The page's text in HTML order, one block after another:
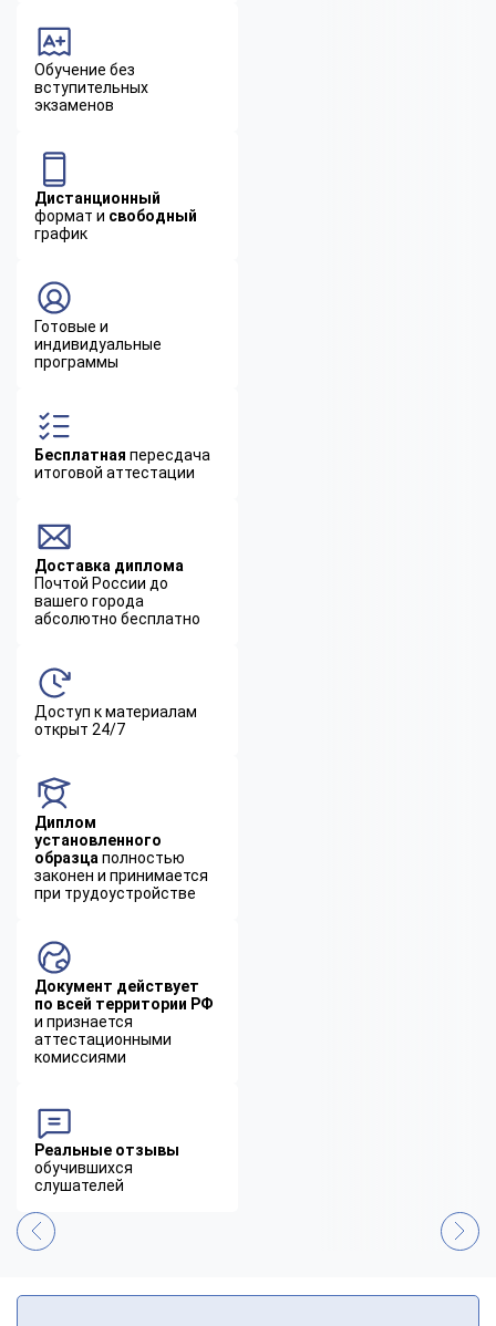
Обучение без
вступительных
экзаменов
Дистанционный
формат и свободный
график
Готовые и
индивидуальные
программы
Бесплатная пересдача
итоговой аттестации
Доставка диплома
Почтой России до
вашего города
абсолютно бесплатно
Доступ к материалам
открыт 24/7
Диплом
установленного
образца полностью
законен и принимается
при трудоустройстве
Документ действует
по всей территории РФ
и признается
аттестационными
комиссиями
Реальные отзывы
обучившихся
слушателей